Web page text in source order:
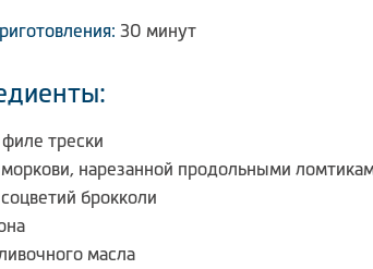
30 минут
трески
нарезанной продольными
брокколи
масла